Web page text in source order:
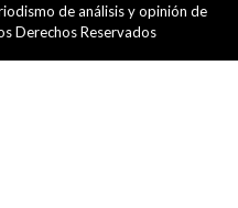
de análisis y opinión de
Derechos Reservados